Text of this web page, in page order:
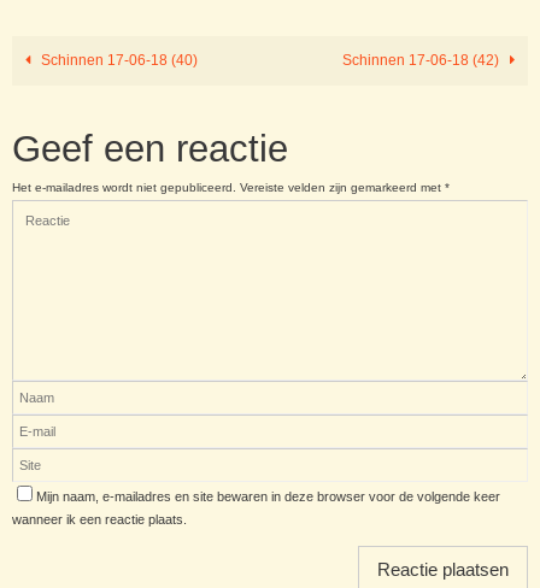
Schinnen 17-06-18 (40) Schinnen 17-06-18 (42)
Geef een reactie
Het e-mailadres wordt niet gepubliceerd. Vereiste velden zijn gemarkeerd met *
Mijn naam, e-mailadres en site bewaren in deze browser voor de volgende keer
wanneer ik een reactie plaats.